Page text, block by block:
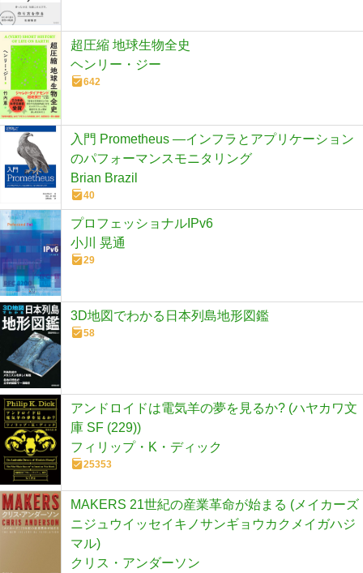
超圧縮 地球生物全史
ヘンリー・ジー
642
入門 Prometheus ―インフラとアプリケーション
のパフォーマンスモニタリング
Brian Brazil
40
プロフェッショナルIPv6
小川 晃通
29
3D地図でわかる日本列島地形図鑑
58
アンドロイドは電気羊の夢を見るか? (ハヤカワ文
庫 SF (229))
フィリップ・K・ディック
25353
MAKERS 21世紀の産業革命が始まる (メイカーズ
ニジュウイッセイキノサンギョウカクメイガハジ
マル)
クリス・アンダーソン